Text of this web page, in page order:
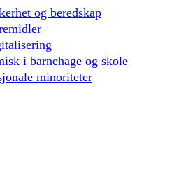
og beredskap
i barnehage og skole
minoriteter